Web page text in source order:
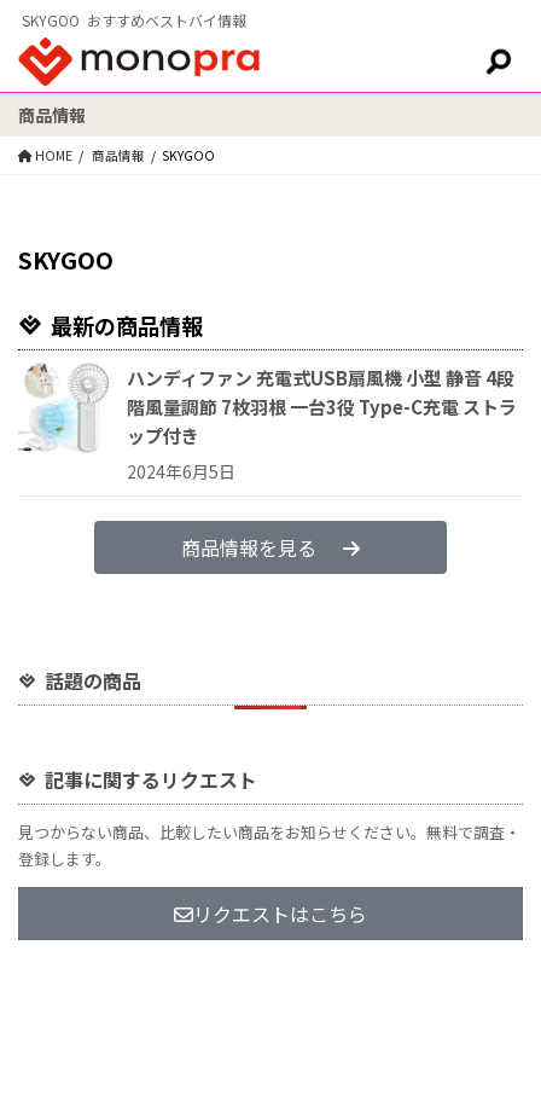
SKYGOO おすすめベストバイ情報
検索:
商品情報
HOME 商品情報 SKYGOO
SKYGOO
最新の商品情報
ハンディファン 充電式USB扇風機 小型 静音 4段
階風量調節 7枚羽根 一台3役 Type-C充電 ストラ
ップ付き
2024年6月5日
商品情報を見る
話題の商品
記事に関するリクエスト
見つからない商品、比較したい商品をお知らせください。無料で調査・
登録します。
リクエストはこちら